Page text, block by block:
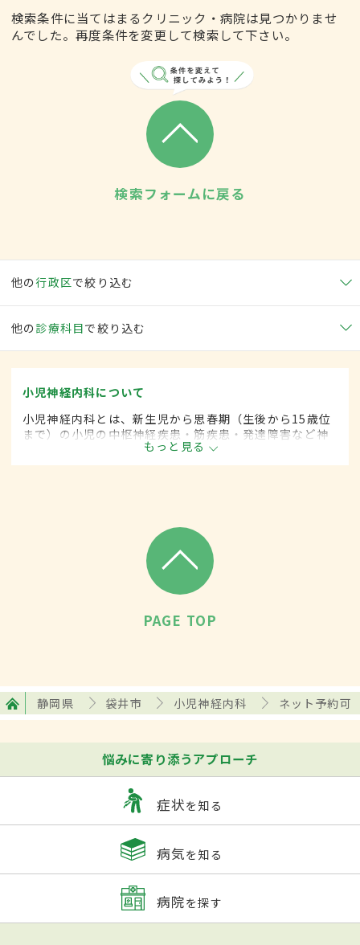
検索条件に当てはまるクリニック・病院は見つかりませ
んでした。再度条件を変更して検索して下さい。
検索フォームに戻る
他の行政区で絞り込む
他の 診療科目で絞り込む
小児神経内科について
小児神経内科とは、新生児から思春期（生後から15歳位
まで）の小児の中枢神経疾患・筋疾患・発達障害など神
経疾患を専門的に取り扱う内科の一領域です。平成20年
4月の制度改正前は、小児神経科と呼ばれていました。
もっと見る
PAGE TOP
静岡県 袋井市 小児神経内科 ネット予約可
悩みに寄り添うアプローチ
症状を知る
病気を知る
病院を探す